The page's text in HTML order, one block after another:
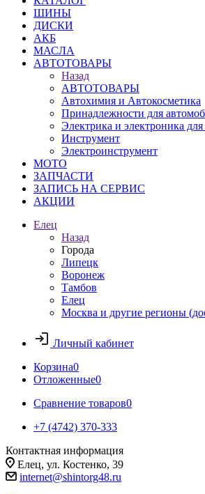
ШИНЫ
ДИСКИ
АКБ
МАСЛА
АВТОТОВАРЫ
Назад
АВТОТОВАРЫ
Автохимия и Автокосметика
Принадлежности для
Электрика и электроника
Инструмент
Электроинструмент
МОТО
ЗАПЧАСТИ
ЗАПИСЬ НА СЕРВИС
АКЦИИ
Елец
Назад
Города
Липецк
Воронеж
Тамбов
Елец
Москва и другие регионы
Личный кабинет
Корзина0
Отложенные0
Сравнение товаров0
+7 (4742) 370-333
Контактная информация
Елец, ул. Костенко, 39
internet@shintorg48.ru